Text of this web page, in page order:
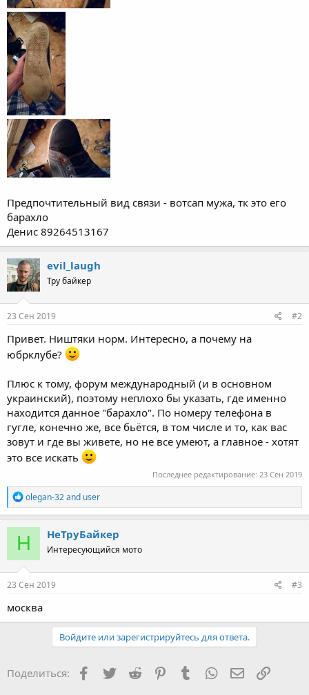
Предпочтительный вид связи - вотсап мужа, тк это его
барахло
Денис 89264513167
evil_laugh
Тру байкер
23 Сен 2019 #2
Привет. Ништяки норм. Интересно, а почему на
юбрклубе?
Плюс к тому, форум международный (и в основном
украинский), поэтому неплохо бы указать, где именно
находится данное "барахло". По номеру телефона в
гугле, конечно же, все бьётся, в том числе и то, как вас
зовут и где вы живете, но не все умеют, а главное - хотят
это все искать
Последнее редактирование: 23 Сен 2019
R
e
a
c
t
o
n
s
olegan-32and user
Н НеТруБайкер
Интересующийся мото
23 Сен 2019 #3
москва
Войдите или зарегистрируйтесь для ответа.
Поделиться: Facebook
TwitterReddit PinterestTumblr WhatsApp Ссылка